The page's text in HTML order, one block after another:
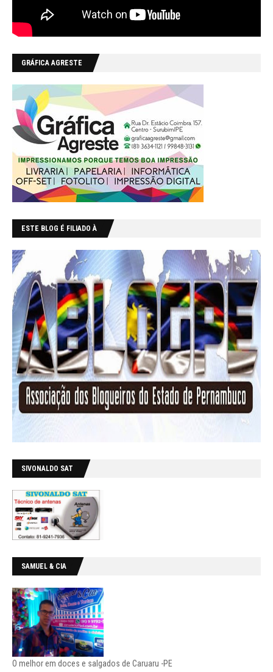
GRÁFICA AGRESTE
ESTE BLOG É FILIADO À
SIVONALDO SAT
SAMUEL & CIA
O melhor em doces e salgados de Caruaru -PE